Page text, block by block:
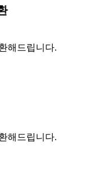
해드립니다.
해드립니다.